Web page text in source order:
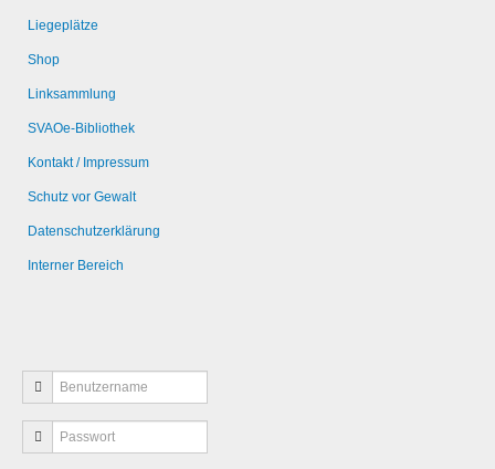
Liegeplätze
Shop
Linksammlung
SVAOe-Bibliothek
Kontakt / Impressum
Schutz vor Gewalt
Datenschutzerklärung
Interner Bereich